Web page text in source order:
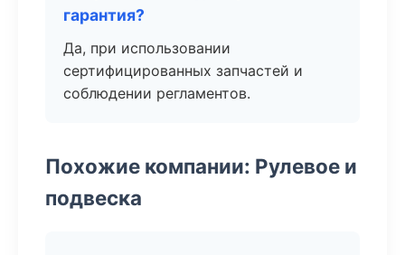
гарантия?
Да, при использовании
сертифицированных запчастей и
соблюдении регламентов.
Похожие компании: Рулевое и
подвеска